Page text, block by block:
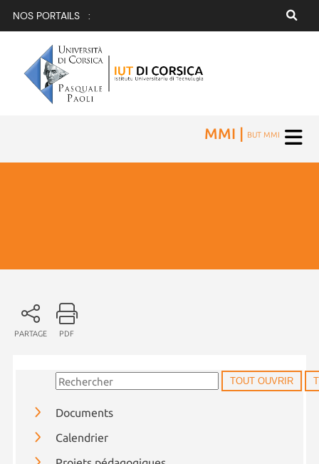
NOS PORTAILS :
MMI | BUT MMI
PARTAGE PDF
TOUT OUVRIR
Documents
Calendrier